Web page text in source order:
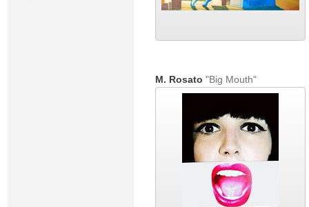
M. Rosato "Big Mouth"